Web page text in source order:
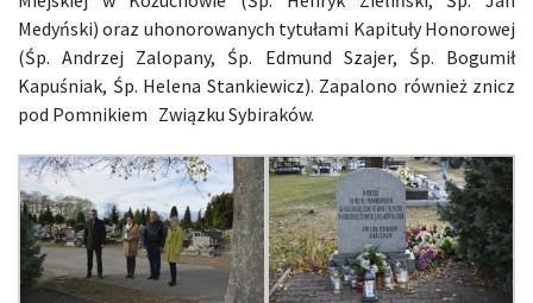
Medyński) oraz uhonorowanych tytułami Kapituły Honorowej
(Śp. Andrzej Zalopany, Śp. Edmund Szajer, Śp. Bogumił
Kapuśniak, Śp. Helena Stankiewicz). Zapalono również znicz
pod Pomnikiem Związku Sybiraków.